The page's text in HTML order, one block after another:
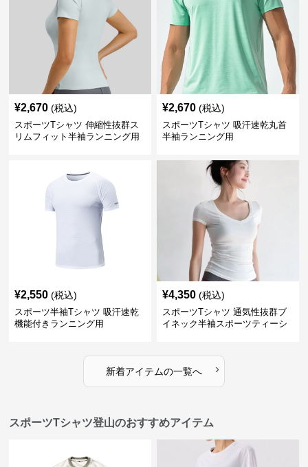
¥2,670 (税込)
スポーツTシャツ 伸縮性抜群ス
リムフィット半袖ランニング用
¥2,670 (税込)
スポーツTシャツ 吸汗速乾丸首
半袖ランニング用
¥2,550 (税込)
スポーツ半袖Tシャツ 吸汗速乾
機能付きランニング用
¥4,350 (税込)
スポーツTシャツ 通気性抜群ブ
イネック半袖スポーツティーシ
新着アイテムの一覧へ ›
スポーツTシャツ登山のおすすめアイテム